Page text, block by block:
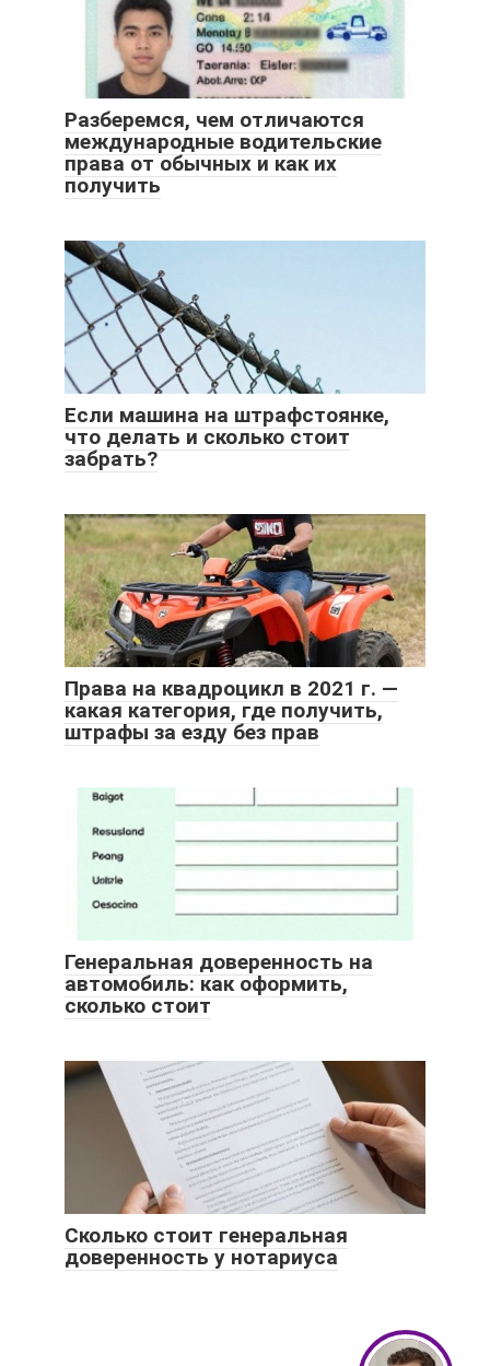
Разберемся, чем отличаются
международные водительские
права от обычных и как их
получить
Если машина на штрафстоянке,
что делать и сколько стоит
забрать?
Права на квадроцикл в 2021 г. —
какая категория, где получить,
штрафы за езду без прав
Генеральная доверенность на
автомобиль: как оформить,
сколько стоит
Сколько стоит генеральная
доверенность у нотариуса